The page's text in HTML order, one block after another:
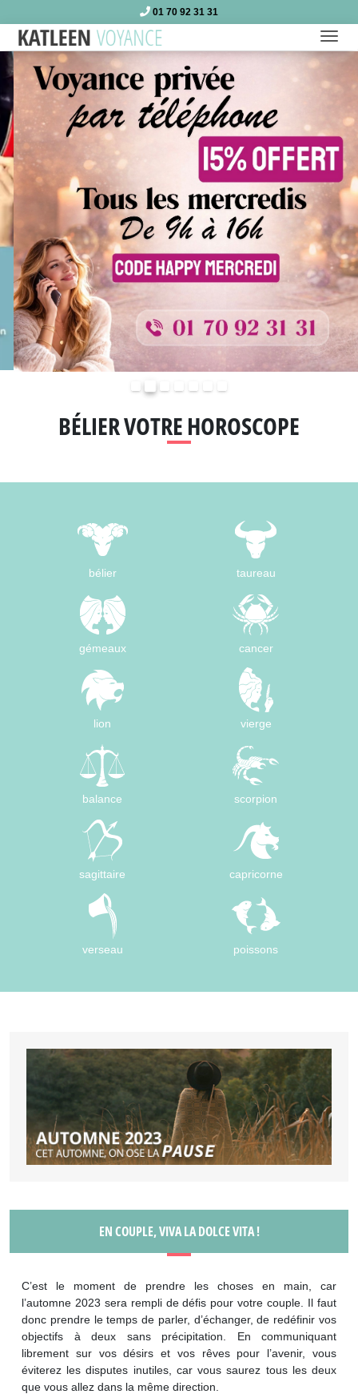
01 70 92 31 31
BÉLIER VOTRE HOROSCOPE
bélier taureau
gémeaux cancer
lion vierge
balance scorpion
sagittaire capricorne
verseau poissons
EN COUPLE, VIVA LA DOLCE VITA !
C’est le moment de prendre les choses en main, car
l’automne 2023 sera rempli de défis pour votre couple. Il faut
donc prendre le temps de parler, d’échanger, de redéfinir vos
objectifs à deux sans précipitation. En communiquant
librement sur vos désirs et vos rêves pour l’avenir, vous
éviterez les disputes inutiles, car vous saurez tous les deux
que vous allez dans la même direction.